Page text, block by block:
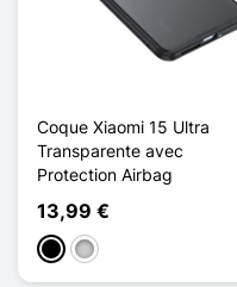
Coque Xiaomi 15 Ultra
Transparente avec
Protection Airbag
13,99 €
PretoTransparente